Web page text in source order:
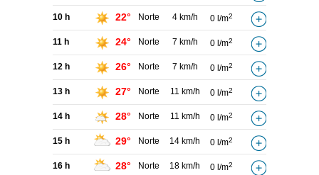
10 h 22° Norte 4 km/h 0 l/m2
11 h 24° Norte 7 km/h 0 l/m2
12 h 26° Norte 7 km/h 0 l/m2
13 h 27° Norte 11 km/h 0 l/m2
14 h 28° Norte 11 km/h 0 l/m2
15 h 29° Norte 14 km/h 0 l/m2
16 h 28° Norte 18 km/h 0 l/m2